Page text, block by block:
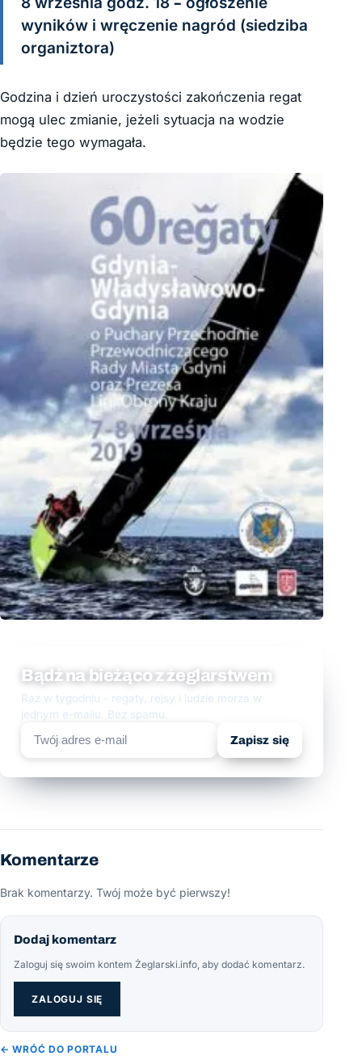
wyników i wręczenie nagród (siedziba
organiztora)
Godzina i dzień uroczystości zakończenia regat
mogą ulec zmianie, jeżeli sytuacja na wodzie
będzie tego wymagała.
Bądź na bieżąco z żeglarstwem
Raz w tygodniu - regaty, rejsy i ludzie morza w
jednym e-mailu. Bez spamu.
Zapisz się
Komentarze
Brak komentarzy. Twój może być pierwszy!
Dodaj komentarz
Zaloguj się swoim kontem Żeglarski.info, aby dodać komentarz.
ZALOGUJ SIĘ
← WRÓĆ DO PORTALU